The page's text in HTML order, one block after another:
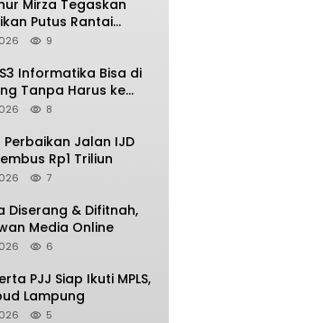
Mirza Tegaskan
Putus Rantai
9
Informatika Bisa di
Tanpa Harus ke
8
Perbaikan Jalan IJD
Rp1 Triliun
7
Diserang & Difitnah,
Media Online
6
PJJ Siap Ikuti MPLS,
Lampung
5